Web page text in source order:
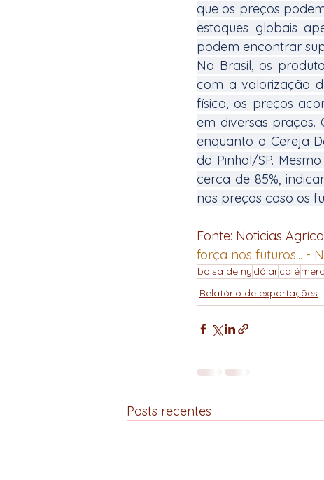
que os preços
estoques globais
podem encontrar
No Brasil, os
com a valorização
físico, os preços
em diversas praças.
enquanto o Cereja
do Pinhal/SP.
cerca de 85%,
nos preços caso os
Fonte: Noticias
força nos futuros... -
bolsa de ny dólarcafé
Relatório de exportações
Posts recentes